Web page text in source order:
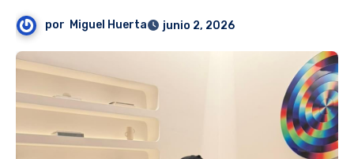
por Miguel Huerta junio 2, 2026